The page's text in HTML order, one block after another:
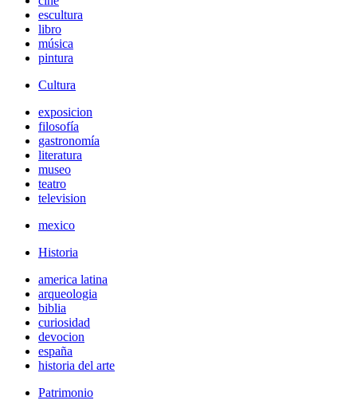
escultura
libro
música
pintura
Cultura
exposicion
filosofía
gastronomía
literatura
museo
teatro
television
mexico
Historia
america latina
arqueologia
biblia
curiosidad
devocion
españa
historia del arte
Patrimonio